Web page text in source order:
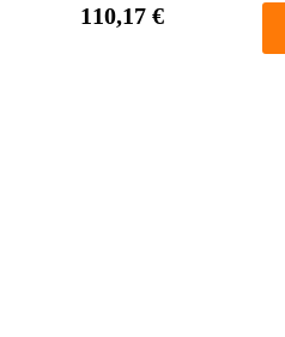
110,17 €